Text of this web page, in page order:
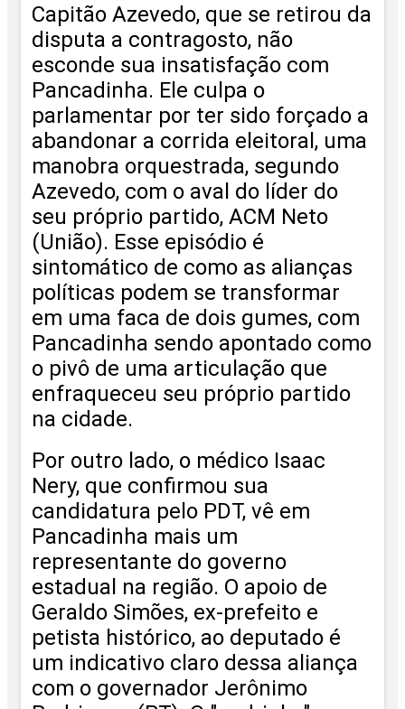
Capitão Azevedo, que se retirou da
disputa a contragosto, não
esconde sua insatisfação com
Pancadinha. Ele culpa o
parlamentar por ter sido forçado a
abandonar a corrida eleitoral, uma
manobra orquestrada, segundo
Azevedo, com o aval do líder do
seu próprio partido, ACM Neto
(União). Esse episódio é
sintomático de como as alianças
políticas podem se transformar
em uma faca de dois gumes, com
Pancadinha sendo apontado como
o pivô de uma articulação que
enfraqueceu seu próprio partido
na cidade.
Por outro lado, o médico Isaac
Nery, que confirmou sua
candidatura pelo PDT, vê em
Pancadinha mais um
representante do governo
estadual na região. O apoio de
Geraldo Simões, ex-prefeito e
petista histórico, ao deputado é
um indicativo claro dessa aliança
com o governador Jerônimo